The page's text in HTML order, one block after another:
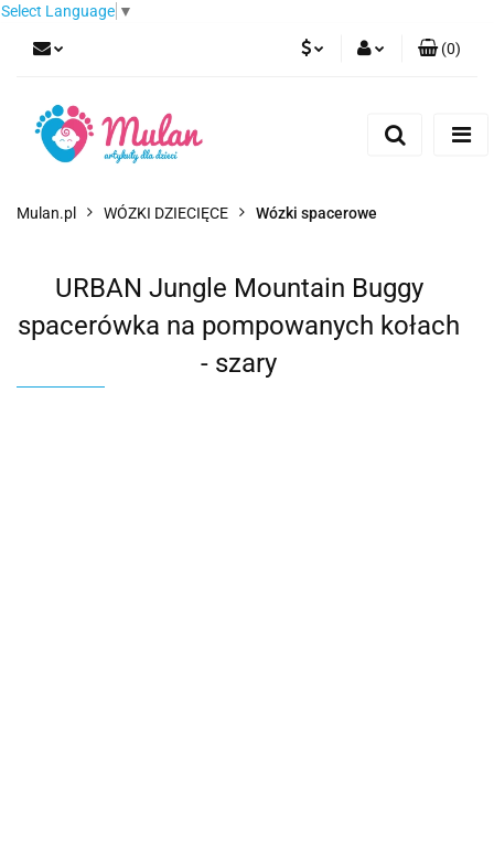
Select Language ▼
(0)
Mulan.pl WÓZKI DZIECIĘCE Wózki spacerowe
URBAN Jungle Mountain Buggy
spacerówka na pompowanych kołach
- szary